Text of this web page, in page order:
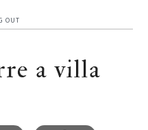
OUT
a villa